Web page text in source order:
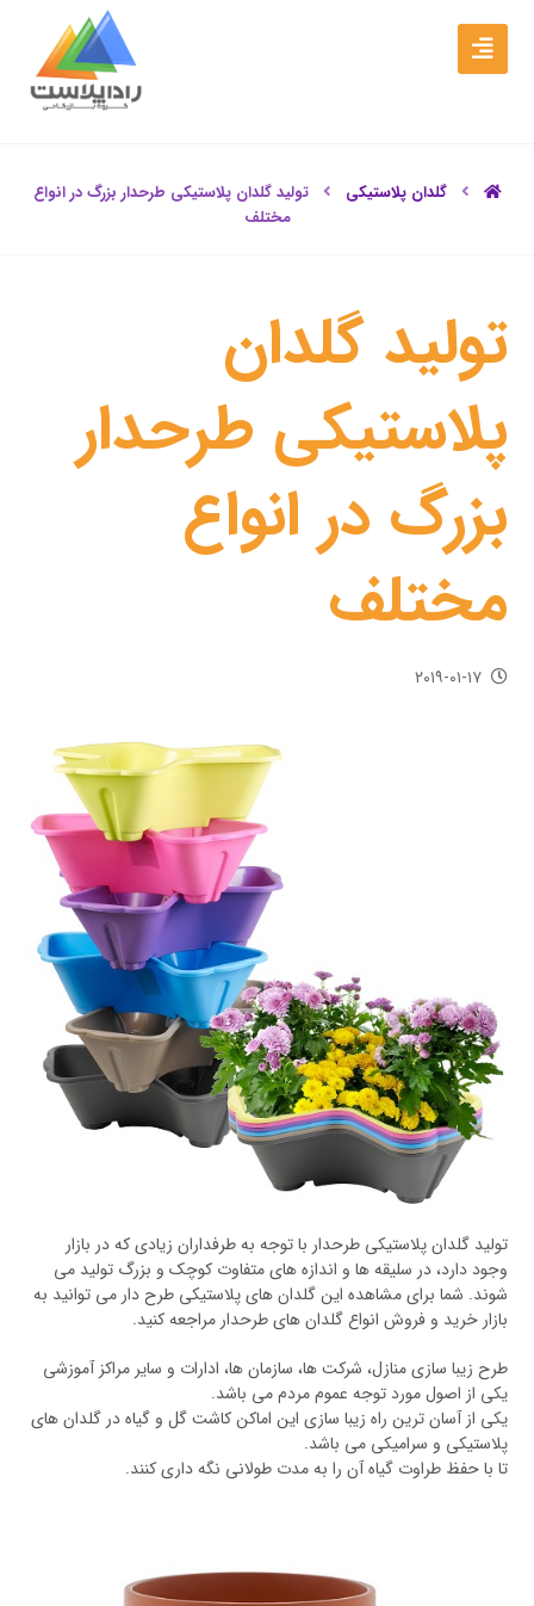
گلدان پلاستیکی
تولید گلدان پلاستیکی طرحدار بزرگ در انواع
مختلف
تولید گلدان
پلاستیکی طرحدار
بزرگ در انواع
مختلف
۲۰۱۹-۰۱-۱۷
تولید گلدان پلاستیکی طرحدار با توجه به طرفداران زیادی که در بازار
وجود دارد، در سلیقه ها و اندازه های متفاوت کوچک و بزرگ تولید می
شوند. شما برای مشاهده این گلدان های پلاستیکی طرح دار می توانید به
بازار خرید و فروش انواع گلدان های طرحدار مراجعه کنید.
طرح زیبا سازی منازل، شرکت ها، سازمان ها، ادارات و سایر مراکز آموزشی
یکی از اصول مورد توجه عموم مردم می باشد.
یکی از آسان ترین راه زیبا سازی این اماکن کاشت گل و گیاه در گلدان های
پلاستیکی و سرامیکی می باشد.
تا با حفظ طراوت گیاه آن را به مدت طولانی نگه داری کنند.